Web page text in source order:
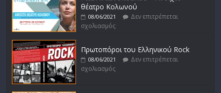
θέατρο Κολωνού
08/06/2021
Δεν επιτρέπεται
σχολιασμός
Πρωτοπόροι του Ελληνικού Rock
08/06/2021
Δεν επιτρέπεται
σχολιασμός